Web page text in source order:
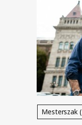
Mesterszak